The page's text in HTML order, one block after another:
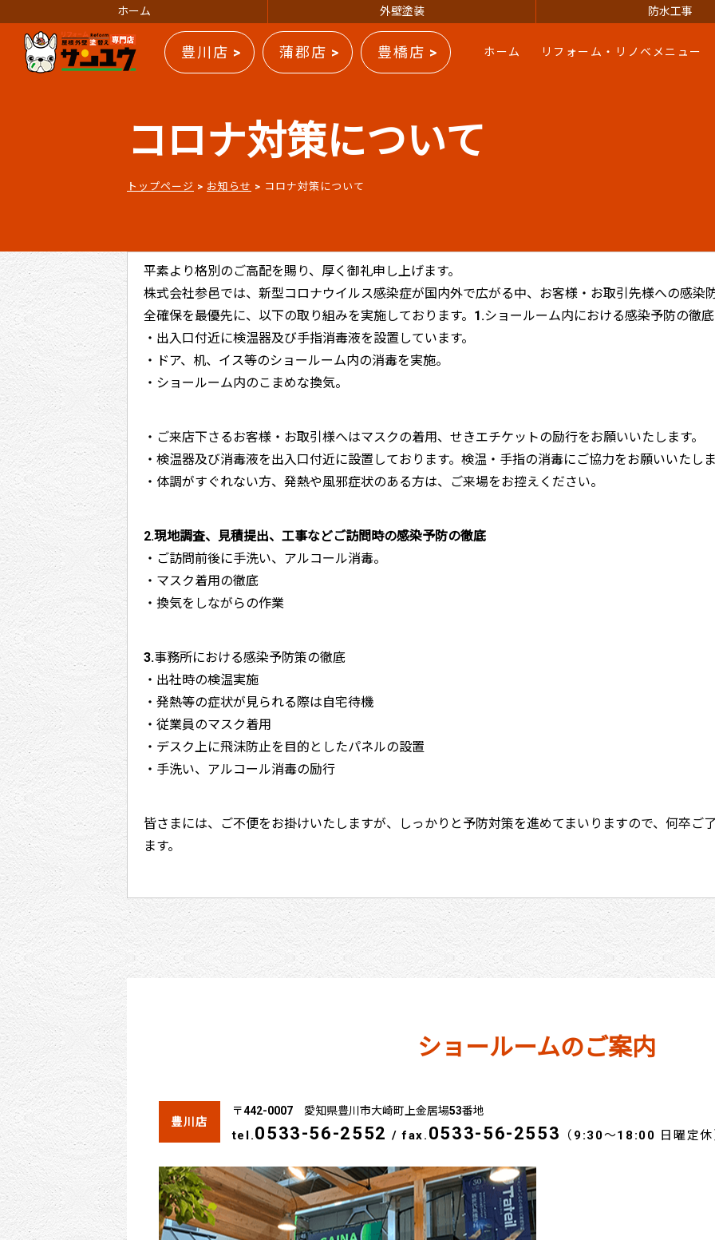
ホーム 外壁塗装 防水工事
豊川店 > 蒲郡店 > 豊橋店 > ホーム リフォーム・リノベメニュー
コロナ対策について
トップページ > お知らせ > コロナ対策について
平素より格別のご高配を賜り、厚く御礼申し上げます。
株式会社参邑では、新型コロナウイルス感染症が国内外で広がる中、お客様・お取引先様への感染
全確保を最優先に、以下の取り組みを実施しております。 1.ショールーム内における感染予防の徹底
・出入口付近に検温器及び手指消毒液を設置しています。
・ドア、机、イス等のショールーム内の消毒を実施。
・ショールーム内のこまめな換気。
・ご来店下さるお客様・お取引様へはマスクの着用、せきエチケットの励行をお願いいたします。
・検温器及び消毒液を出入口付近に設置しております。検温・手指の消毒にご協力をお願いいたし
・体調がすぐれない方、発熱や風邪症状のある方は、ご来場をお控えください。
2.現地調査、見積提出、工事などご訪問時の感染予防の徹底
・ご訪問前後に手洗い、アルコール消毒。
・マスク着用の徹底
・換気をしながらの作業
3.事務所における感染予防策の徹底
・出社時の検温実施
・発熱等の症状が見られる際は自宅待機
・従業員のマスク着用
・デスク上に飛沫防止を目的としたパネルの設置
・手洗い、アルコール消毒の励行
皆さまには、ご不便をお掛けいたしますが、しっかりと予防対策を進めてまいりますので、何卒ご
ます。
ショールームのご案内
豊川店
〒442-0007 愛知県豊川市大崎町上金居場53番地
tel.0533-56-2552 /fax. 0533-56-2553 （9:30～18:00 日曜定